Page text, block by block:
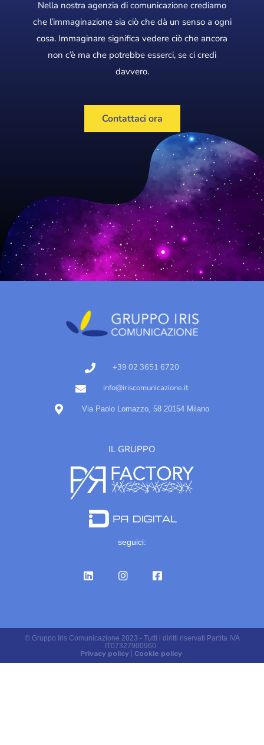
Nella nostra agenzia di comunicazione crediamo
che l’immaginazione sia ciò che dà un senso a ogni
cosa. Immaginare significa vedere ciò che ancora
non c’è ma che potrebbe esserci, se ci credi
davvero.
Contattaci ora
+39 02 3651 6720
info@iriscomunicazione.it
Via Paolo Lomazzo, 58 20154 Milano
IL GRUPPO
seguici:
© Gruppo Iris Comunicazione 2023 - Tutti i diritti riservati Partita IVA
IT07327900960
Privacy policy| Cookie policy